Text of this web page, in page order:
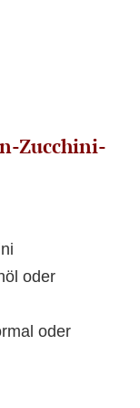
Zucchini-
oder
oder